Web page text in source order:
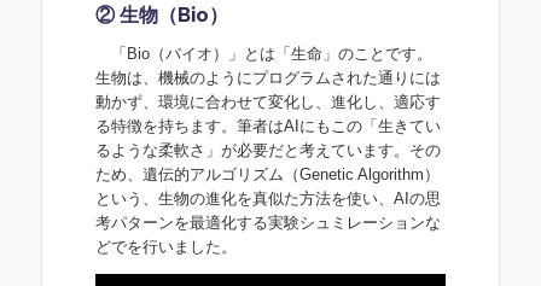
② 生物（Bio）
「Bio（バイオ）」とは「生命」のことです。
生物は、機械のようにプログラムされた通りには
動かず、環境に合わせて変化し、進化し、適応す
る特徴を持ちます。筆者はAIにもこの「生きてい
るような柔軟さ」が必要だと考えています。その
ため、遺伝的アルゴリズム（Genetic Algorithm）
という、生物の進化を真似た方法を使い、AIの思
考パターンを最適化する実験シュミレーションな
どでを行いました。